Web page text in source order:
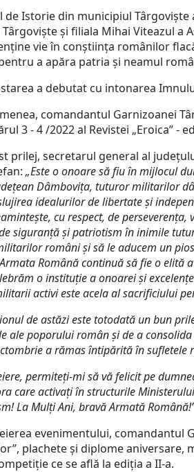
Istorie din municipiul Târgoviște a
și filiala Mihai Viteazul a
vie în conștiința românilor
a apăra patria și neamul
a debutat cu intonarea Imnului
comandantul Garnizoanei
3 - 4 /2022 al Revistei „Eroica” -
secretarul general al
„Este o onoare să fiu în mijlocul
Dâmboviţa, tuturor militarilor
idealurilor de libertate și
cu respect, de
siguranță și patriotism în inimile
români și să le aducem un
Armata Română continuă să fie o elită
o instituție a onoarei și
activi este acela al sacrificiului
de astăzi este totodată un bun
ale poporului român şi de a
a rămas întipărită în sufletele
permiteţi-mi să vă felicit pe
care activați în structurile
La Mulţi Ani, bravă Armată Română!
evenimentului, comandantul
plachete și diplome
ce se află la ediția a II-a.